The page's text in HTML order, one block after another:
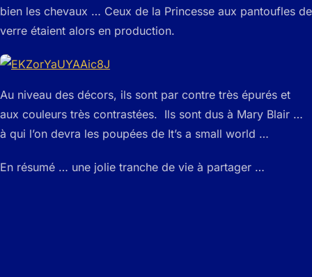
bien les chevaux … Ceux de la Princesse aux pantoufles de
verre étaient alors en production.
Au niveau des décors, ils sont par contre très épurés et
aux couleurs très contrastées. Ils sont dus à Mary Blair …
à qui l’on devra les poupées de It’s a small world …
En résumé … une jolie tranche de vie à partager …